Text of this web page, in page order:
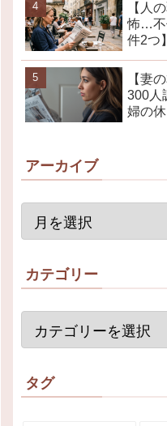
【人
怖…不
件2つ】
【妻
300人
婦の
アーカイブ
カテゴリー
タグ